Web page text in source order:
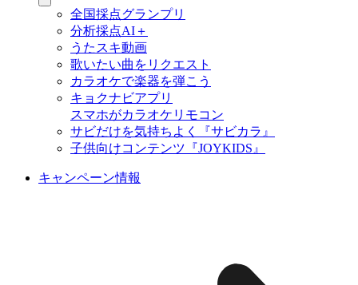
全国採点グランプリ
分析採点AI＋
うたスキ動画
歌いたい曲をリクエスト
カラオケで楽器を弾こう
キョクナビアプリ
スマホがカラオケリモコン
サビだけを気持ちよく『サビカラ』
子供向けコンテンツ『JOYKIDS』
キャンペーン情報